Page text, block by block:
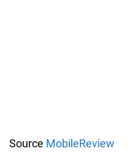
Source MobileReview